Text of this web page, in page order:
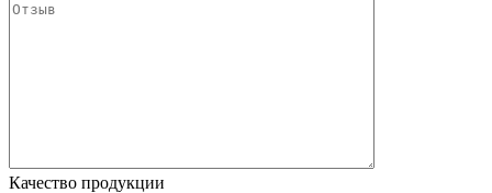
Качество продукции